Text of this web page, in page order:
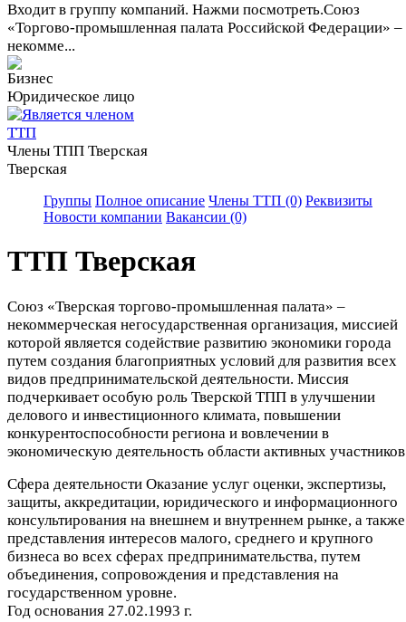
Входит в группу компаний. Нажми посмотреть.Союз
«Торгово-промышленная палата Российской Федерации» –
некомме...
Юридическое лицо
Члены ТПП Тверская
Тверская
Группы Полное описание Члены ТТП (0) Реквизиты
Новости компании Вакансии (0)
ТТП Тверская
Союз «Тверская торгово-промышленная палата» –
некоммерческая негосударственная организация, миссией
которой является содействие развитию экономики города
путем создания благоприятных условий для развития всех
видов предпринимательской деятельности. Миссия
подчеркивает особую роль Тверской ТПП в улучшении
делового и инвестиционного климата, повышении
конкурентоспособности региона и вовлечении в
экономическую деятельность области активных
Сфера деятельности Оказание услуг оценки, экспертизы,
защиты, аккредитации, юридического и информационного
консультирования на внешнем и внутреннем рынке, а также
представления интересов малого, среднего и крупного
бизнеса во всех сферах предпринимательства, путем
объединения, сопровождения и представления на
государственном уровне.
Год основания 27.02.1993 г.